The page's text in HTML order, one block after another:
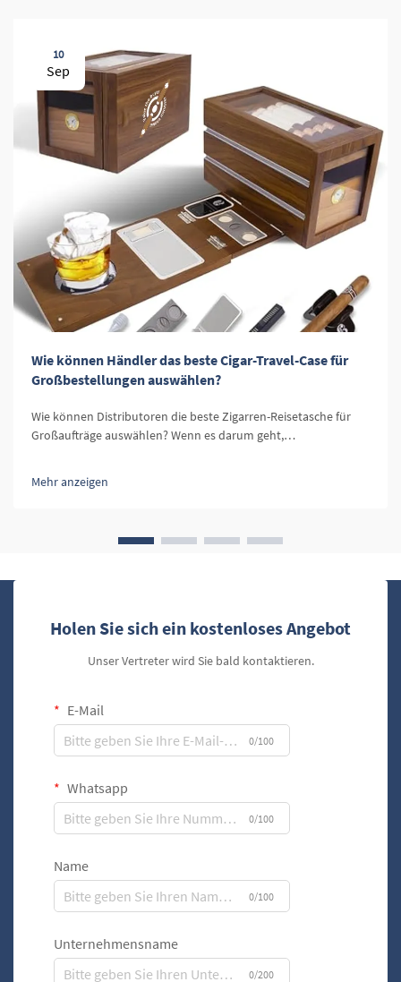
10
Sep
Wie können Händler das beste Cigar-Travel-Case für
Großbestellungen auswählen?
Wie können Distributoren die beste Zigarren-Reisetasche für
Großaufträge auswählen? Wenn es darum geht,
Reisetasche. Zigarren-Reisetassen dienen nicht nur einem
Mehr anzeigen
Holen Sie sich ein kostenloses Angebot
Unser Vertreter wird Sie bald kontaktieren.
E-Mail
0/100
Whatsapp
0/100
Name
0/100
Unternehmensname
0/200